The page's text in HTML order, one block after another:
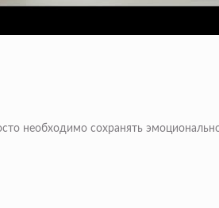
необходимо сохранять